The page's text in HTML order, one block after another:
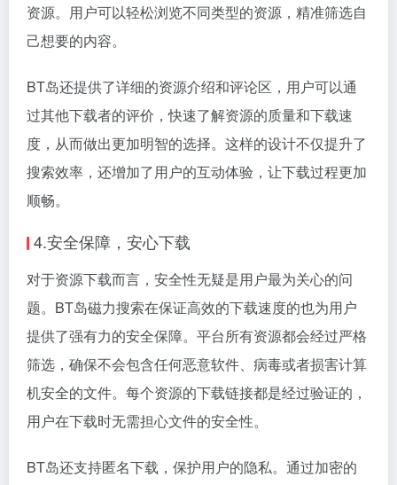
资源。用户可以轻松浏览不同类型的资源，精准筛选自
己想要的内容。
BT岛还提供了详细的资源介绍和评论区，用户可以通
过其他下载者的评价，快速了解资源的质量和下载速
度，从而做出更加明智的选择。这样的设计不仅提升了
搜索效率，还增加了用户的互动体验，让下载过程更加
顺畅。
4.安全保障，安心下载
对于资源下载而言，安全性无疑是用户最为关心的问
题。BT岛磁力搜索在保证高效的下载速度的也为用户
提供了强有力的安全保障。平台所有资源都会经过严格
筛选，确保不会包含任何恶意软件、病毒或者损害计算
机安全的文件。每个资源的下载链接都是经过验证的，
用户在下载时无需担心文件的安全性。
BT岛还支持匿名下载，保护用户的隐私。通过加密的